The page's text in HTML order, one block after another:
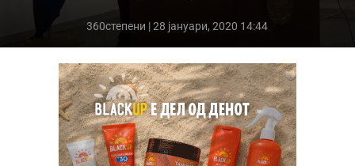
360степени | 28 јануари, 2020 14:44